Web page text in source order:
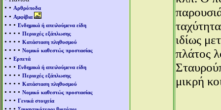
• • Αρθρόποδα
• • Αμφίβια
• • • Ενδημικά ή απειλούμενα είδη
• • • • Περιοχές εξάπλωσης
• • • • Κατάσταση πληθυσμού
• • • • Νομικό καθεστώς προστασίας
• • Ερπετά
• • • Ενδημικά ή απειλούμενα είδη
• • • • Περιοχές εξάπλωσης
• • • • Κατάσταση πληθυσμού
• • • • Νομικό καθεστώς προστασίας
• • • Γενικά στοιχεία
ιδίως
πλάτος
μικρή